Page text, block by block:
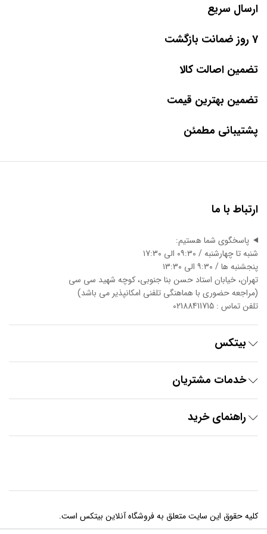
ارسال سریع
7 روز ضمانت بازگشت
تضمین اصالت کالا
تضمین بهترین قیمت
پشتیبانی مطمئن
ارتباط با ما
پاسخگوی شما هستیم:
شنبه تا چهارشنبه / ۰۹:۳۰ الی ۱7:3۰
پنجشنبه ها / ۹:۳۰ الی ۱3:3۰
تهران، خیابان استاد حسن بنا جنوبی، کوچه شهید سی سی
(مراجعه حضوری با هماهنگی تلفنی امکانپذیر می باشد)
تلفن تماس : 02188411715
بیتکس
خدمات مشتریان
راهنمای خرید
کلیه حقوق این سایت متعلق به فروشگاه آنلاین بیتکس است.